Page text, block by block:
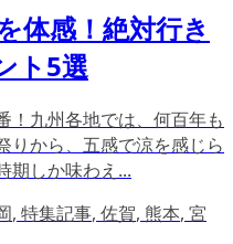
体感！絶対行き
ト5選
！九州各地では、何百年も
りから、五感で涼を感じら
期しか味わえ...
, 特集記事, 佐賀, 熊本, 宮